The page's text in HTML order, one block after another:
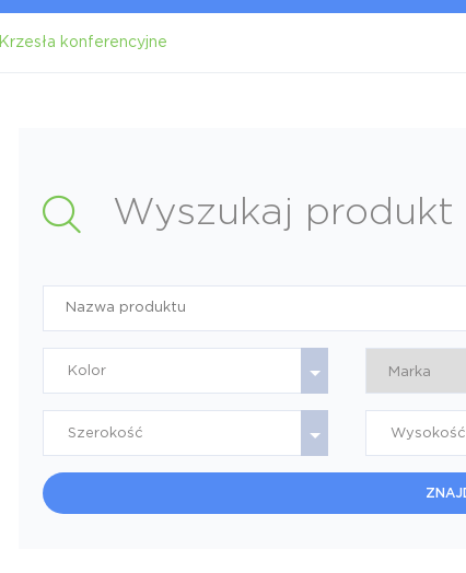
Krzesła konferencyjne
Wyszukaj produkt
Kolor
Szerokość Wysokość